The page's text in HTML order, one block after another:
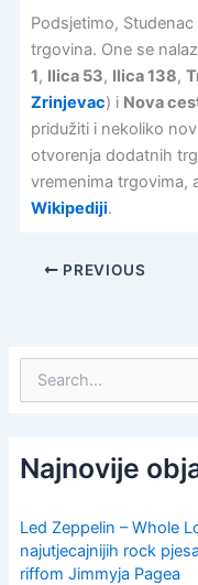
Podsjetimo,
trgovina. One se
1, Ilica 53, Ilica 138,
Zrinjevac) i Nova
pridužiti i nekoliko
otvorenja dodatnih
vremenima trgovima,
Wikipediji.
PREVIOUS
c
h
o
r
Najnovije
Led Zeppelin – Whole
najutjecajnijih rock
riffom Jimmyja Pagea